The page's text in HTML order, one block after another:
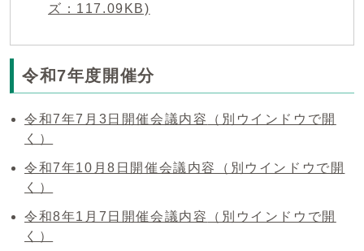
ズ：117.09KB)
令和7年度開催分
令和7年7月3日開催会議内容
（別ウインドウで開
く）
令和7年10月8日開催会議内容
（別ウインドウで開
く）
令和8年1月7日開催会議内容
（別ウインドウで開
く）